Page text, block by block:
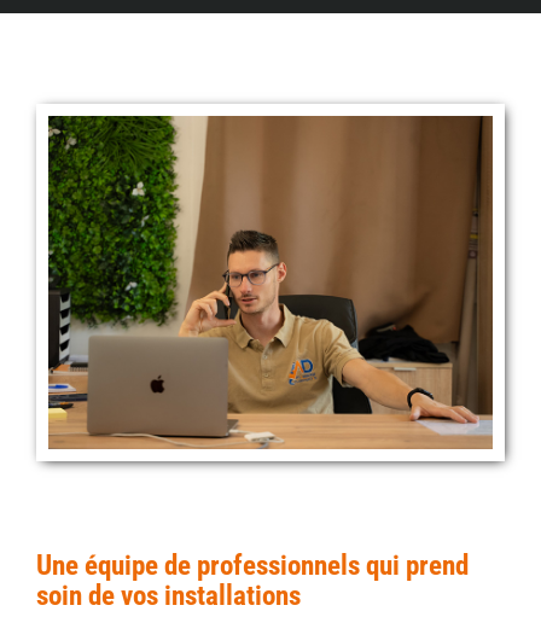
Une équipe de professionnels qui prend
soin de vos installations